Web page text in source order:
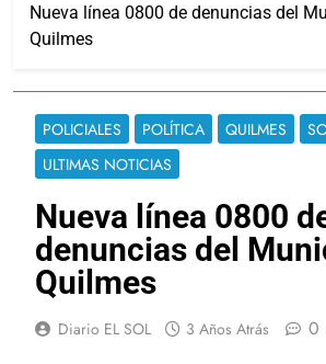
Nueva línea 0800 de denuncias del
Quilmes
POLICIALES POLÍTICA QUILMES
ULTIMAS NOTICIAS
Nueva línea 0800
denuncias del
Quilmes
Diario EL SOL 3 Años Atrás 0